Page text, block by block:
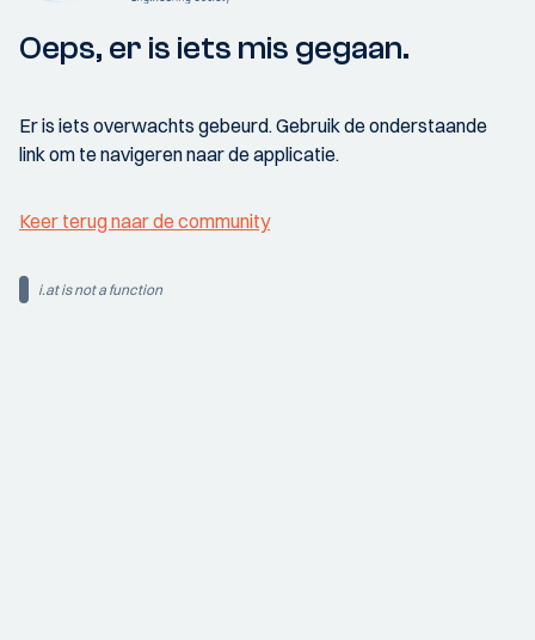
Oeps, er is iets mis gegaan.
Er is iets overwachts gebeurd. Gebruik de onderstaande
link om te navigeren naar de applicatie.
Keer terug naar de community
i.at is not a function